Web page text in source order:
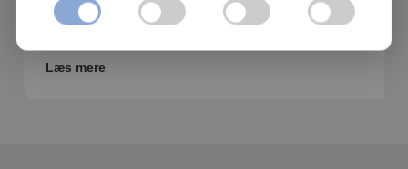
Hent kort introfolder til kollegerne og få 5 tips til god
Læs mere